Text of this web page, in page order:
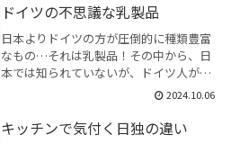
ドイツの不思議な乳製品
日本よりドイツの方が圧倒的に種類豊富
なもの…それは乳製品！その中から、日
本では知られていないが、ドイツ人が大
2024.10.06
キッチンで気付く日独の違い